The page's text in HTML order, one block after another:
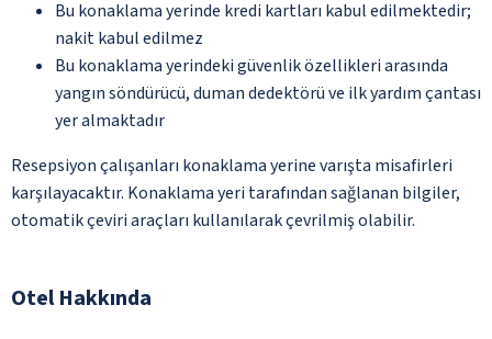
Bu konaklama yerinde kredi kartları kabul edilmektedir;
nakit kabul edilmez
Bu konaklama yerindeki güvenlik özellikleri arasında
yangın söndürücü, duman dedektörü ve ilk yardım çantası
yer almaktadır
Resepsiyon çalışanları konaklama yerine varışta misafirleri
karşılayacaktır. Konaklama yeri tarafından sağlanan bilgiler,
otomatik çeviri araçları kullanılarak çevrilmiş olabilir.
Otel Hakkında